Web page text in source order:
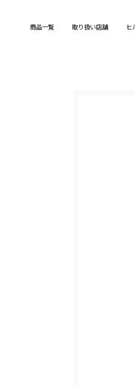
商品一覧 取り扱い店舗 ヒ